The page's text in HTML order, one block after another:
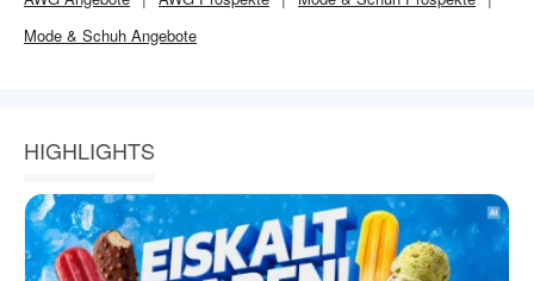
Mode & Schuh Angebote
HIGHLIGHTS